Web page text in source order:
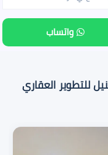
واتساب
للتطوير العقاري